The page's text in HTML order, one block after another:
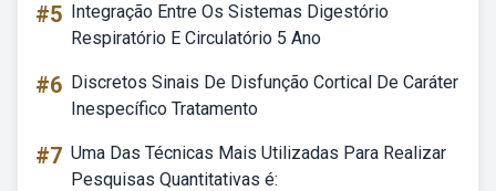
#5 Integração Entre Os Sistemas Digestório
Respiratório E Circulatório 5 Ano
#6 Discretos Sinais De Disfunção Cortical De Caráter
Inespecífico Tratamento
#7 Uma Das Técnicas Mais Utilizadas Para Realizar
Pesquisas Quantitativas é: